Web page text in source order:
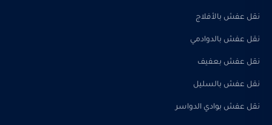
نقل عفش بالأفلاج
نقل عفش بالدوادمي
نقل عفش بعفيف
نقل عفش بالسليل
نقل عفش بوادي الدواسر